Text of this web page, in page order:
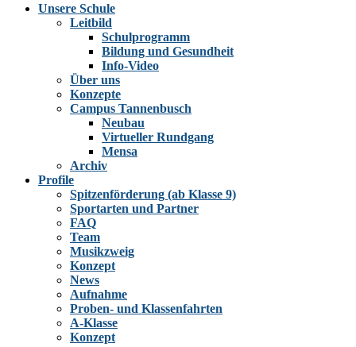
Unsere Schule
Leitbild
Schulprogramm
Bildung und Gesundheit
Info-Video
Über uns
Konzepte
Campus Tannenbusch
Neubau
Virtueller Rundgang
Mensa
Archiv
Profile
Spitzenförderung (ab Klasse 9)
Sportarten und Partner
FAQ
Team
Musikzweig
Konzept
News
Aufnahme
Proben- und Klassenfahrten
A-Klasse
Konzept